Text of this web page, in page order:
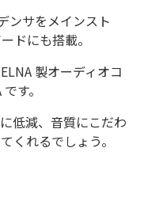
ンサをメインスト
ドにも搭載。
製オーディオコ
す。
低減、音質にこだわ
くれるでしょう。